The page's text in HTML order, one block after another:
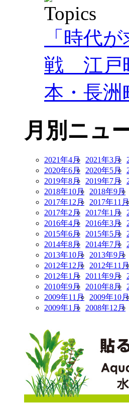
「時代
戦 江戸
本・長洲
月別ニュ
2021年4月 2021年3月
2020年6月 2020年5月
2019年8月 2019年7月
2018年10月 2018年9月
2017年12月 2017年11月
2017年2月 2017年1月
2016年4月 2016年3月
2015年6月 2015年5月
2014年8月 2014年7月
2013年10月 2013年9月
2012年12月 2012年11月
2012年1月 2011年9月
2010年9月 2010年8月
2009年11月 2009年10月
2009年1月 2008年12月